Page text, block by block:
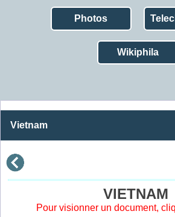
Photos
Wikiphila
Vietnam
VIETNAM
Pour visionner un document,